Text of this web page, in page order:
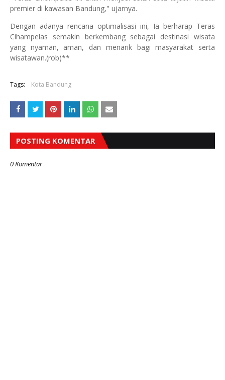
premier di kawasan Bandung," ujarnya.
Dengan adanya rencana optimalisasi ini, Ia berharap Teras
Cihampelas semakin berkembang sebagai destinasi wisata
yang nyaman, aman, dan menarik bagi masyarakat serta
wisatawan.(rob)**
Tags: Kota Bandung
POSTING KOMENTAR
0 Komentar